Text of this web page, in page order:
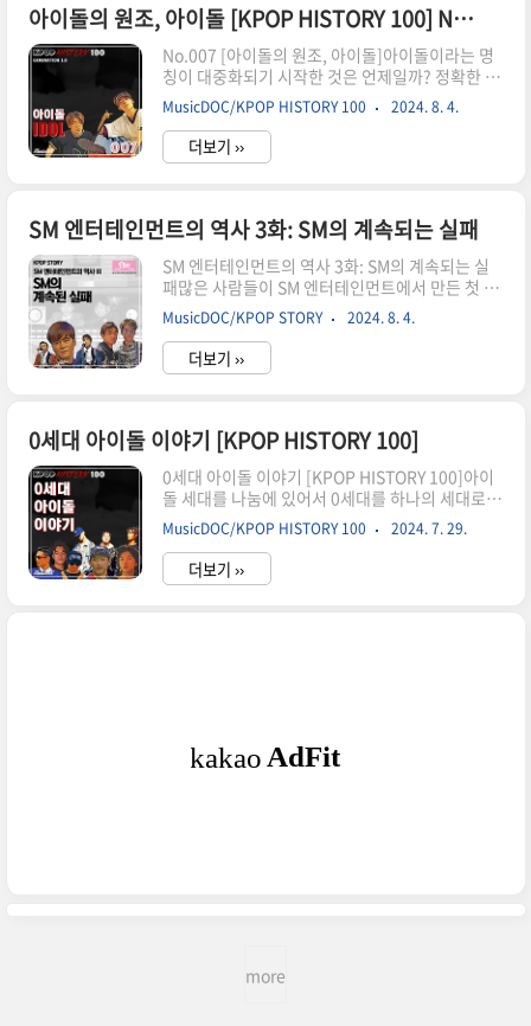
어줬고, 대중문화예술인 표준거래계약서 기준으
로 아이돌의 계약기간이 7년으로 정해지면서
(2009), 기획사들은 계약기간에 맞춰서 새로운 그
룹을 준비하기 시작했다. 그렇게 자연스럽게 3세대
와 4세대로 세대 구분이 된 아이돌들이 등장했
고, 현재 뉴진스, 아이브, 르세라핌, 에스파 등등
이 4세대 아이돌로써 한국의 가요계를 이끌고 있..
아이돌의 원조, 아이돌 [KPOP HISTORY 100] No.007
No.007 [아이돌의 원조, 아이돌]아이돌이라는 명
칭이 대중화되기 시작한 것은 언제일까? 정확한 기
록을 찾아내는 일이 쉽지는 않지만, 대략적으로 1
세대 아이돌들이 어느정도 궤도에 오른 뒤부터 사
용됐다는 이야기가 가장 신빙성이있다. 하지만 아
이돌이라는 용어가 대중화되기 전에 이미 아이돌이
돌은 두 교포 소년들로 이루어진 그룹으로, 짧은 연
습기간 뒤에 중학생의 어린나이에 데뷔해 대중에게
신선한 충격을 안겨줬다. 비록 상업적으로 성공하
지는 못했고 금새 다른 그룹들에 밀려 사라졌지만,
1년 뒤에 대성 기획에서 배출하게 되는 다른 아이
돌의 탄생에 큰 영향을 끼친 기념비적인 그룹이다.
[KPOP HISTORY 100] ..
MusicDOC/KPOP HISTORY 100 2024. 8. 4.
더보기 ››
SM 엔터테인먼트의 역사 3화: SM의 계속되는 실패
SM 엔터테인먼트의 역사 3화: SM의 계속되는 실
패많은 사람들이 SM 엔터테인먼트에서 만든 첫 가
수를 H.O.T.로 알고있는 경우가 많지만, 현진영
이 방송에서 관련해서 이야기를 한 이후부터는 현
진영이 SM 1호 가수라는 것을 많은 사람들이 알
게 되었다. 그렇다면 SM에서 선보인 두번째 가수
들이 데뷔를 하고 사라지거나 SM을 떠나 가수 생활
을 이어갔다. 후에 SM의 아이덴티티를 만들어내
는 유영진부터, SM을 나간 뒤에 성공한 한동진이
나 김광진 그리고 야심차게 내놨지만 성공하지 못
한 메이저와 J&J까지. SM이 H.O.T.로 성공하
게 되는 1996년까지 SM은 많은 가수들을 배출했
지만 크게 성공하지 못..
MusicDOC/KPOP STORY 2024. 8. 4.
더보기 ››
0세대 아이돌 이야기 [KPOP HISTORY 100]
0세대 아이돌 이야기 [KPOP HISTORY 100]아이
돌 세대를 나눔에 있어서 0세대를 하나의 세대로
치는 경우가 많지는 않다. 아무래도 H.O.T.와 젝스
키스가 포문을 열었던 아이돌 1세대가 아이돌 문화
의 시초라고 보는 경우가 많기 때문에 그 이전은 아
이돌의 한 세대라기보다는 아이돌이 탄생하기 전의
누구?우선, KPOP HISTORY 100에 꼽힌 여섯팀
의 아티스..
MusicDOC/KPOP HISTORY 100 2024. 7. 29.
더보기 ››
more